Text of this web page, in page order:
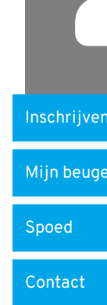
naar
Mijn
Spoed
Contact